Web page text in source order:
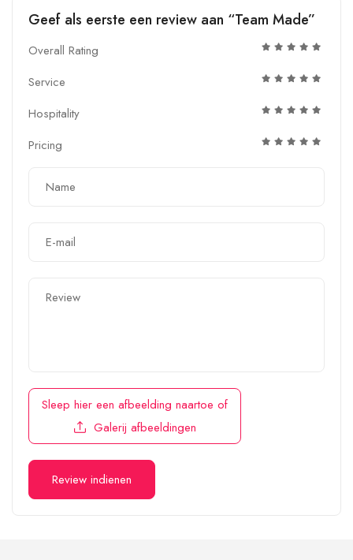
Geef als eerste een review aan “Team Made”
Overall Rating
Service
Hospitality
Pricing
Sleep hier een afbeelding naartoe of
Galerij afbeeldingen